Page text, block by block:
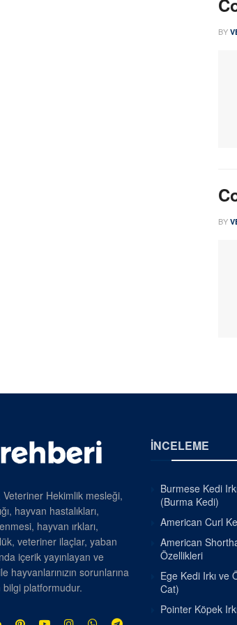
BY
BY
Veteriner Hekimlik mesleği,
hayvan hastalıkları,
hayvan ırkları,
veteriner ilaçlar, yaban
içerik yayınlayan ve
hayvanlarınızın sorunlarına
platformudur.
İNCELEME
Burmese Kedi
(Burma Kedi)
American Curl
American
Özellikleri
Ege Kedi Irkı ve
Cat)
Pointer Köpek